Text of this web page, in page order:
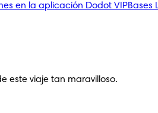
en la aplicación Dodot VIPBases
este viaje tan maravilloso.